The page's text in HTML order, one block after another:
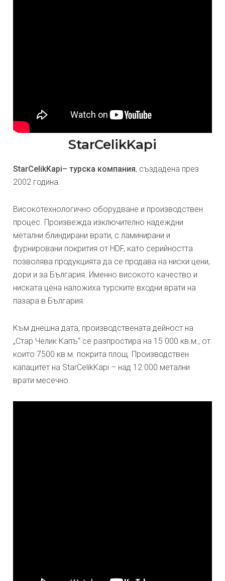
StarCelikKapi
StarCelikKapi– турска компания, създадена през
2002 година.
Високотехнологично оборудване и производствен
процес. Произвежда изключително надеждни
метални блиндирани врати, с ламинирани и
фурнировани покрития от HDF, като серийността
позволява продукцията да се продава на ниски цени,
дори и за България. Именно високото качество и
ниската цена наложиха турските входни врати на
пазара в България.
Към днешна дата, производствената дейност на
„Стар Челик Капъ“ се разпростира на 15 000 кв.м., от
които 7500 кв.м. покрита площ. Производствен
капацитет на StarCelikKapi – над 12 000 метални
врати месечно.